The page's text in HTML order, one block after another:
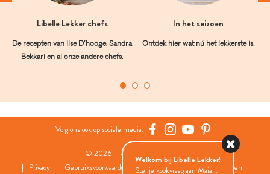
Libelle Lekker chefs
De recepten van Ilse D’hooge, Sandra
Bekkari en al onze andere chefs.
In het seizoen
Ontdek hier wat nú het lekkerste is.
Volg ons ook op sociale media:
© 2026 - Roularta Media Group
Privacy
Gebruiksvoorwaarden Cookies Cookies instellingen
Welkom bij Libelle Lekker!
Stel je kookvraag aan Maia...